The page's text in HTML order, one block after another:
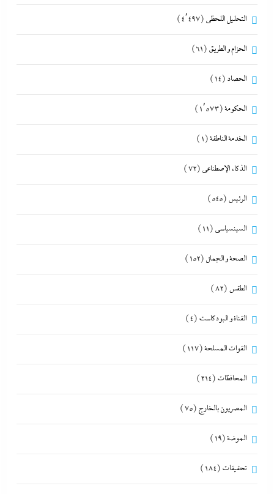
التحليل اللحظي (4٬497)
الحزام و الطريق (61)
الحصاد (14)
الحكومة(1٬573)
الخدمة الناطقة(1)
الذكاء الإصطناعي (72)
الرئيس (545)
السينسياسي (11)
الصحة و الجمال (152)
الطقس (82)
القناة و البودكاست (4)
القوات المسلحة(117)
المحافظات (214)
المصريون بالخارج (75)
الموضة(19)
تحقيقات (184)